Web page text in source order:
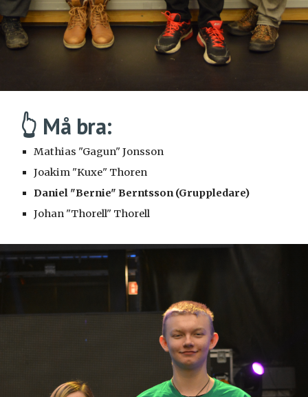
👆 Må bra:
Mathias "Gagun" Jonsson
Joakim "Kuxe" Thoren
Daniel "Bernie" Berntsson (Gruppledare)
Johan "Thorell" Thorell